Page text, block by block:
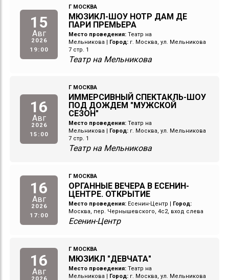
15
Авг
2026
19:00
Г МОСКВА
МЮЗИКЛ-ШОУ НОТР ДАМ ДЕ
ПАРИ ПРЕМЬЕРА
Место проведения: Театр на
Мельникова
Город: г. Москва, ул. Мельникова
7 стр. 1
Театр на Мельникова
16
Авг
2026
15:00
Г МОСКВА
ИММЕРСИВНЫЙ СПЕКТАКЛЬ-ШОУ
ПОД ДОЖДЕМ "МУЖСКОЙ
СЕЗОН"
Место проведения: Театр на
Мельникова
Город: г. Москва, ул. Мельникова
7 стр. 1
Театр на Мельникова
16
Авг
2026
17:00
Г МОСКВА
ОРГАННЫЕ ВЕЧЕРА В ЕСЕНИН-
ЦЕНТРЕ. ОТКРЫТИЕ
Место проведения: Есенин-Центр
Город:
Москва, пер. Чернышевского, 4с2, вход слева
Есенин-Центр
16
Авг
Г МОСКВА
МЮЗИКЛ "ДЕВЧАТА"
Место проведения: Театр на
Мельникова
Город: г. Москва, ул. Мельникова